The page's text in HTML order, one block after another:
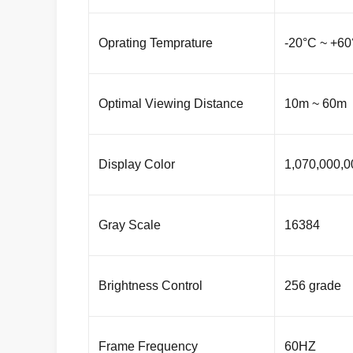
Oprating Temprature -20°C ~
Optimal Viewing Distance 10m ~ 60m
Display Color
Gray Scale 16384
Brightness Control 256 grade
Frame Frequency 60HZ